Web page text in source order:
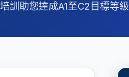
訓助您達成A1至C2目標等級